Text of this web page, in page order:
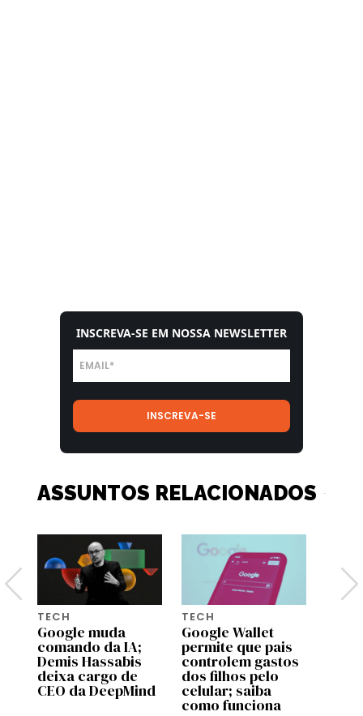
INSCREVA-SE EM NOSSA NEWSLETTER
ASSUNTOS RELACIONADOS
TECH
Google muda
comando da IA;
Demis Hassabis
deixa cargo de
CEO da DeepMind
TECH
Google Wallet
permite que pais
controlem gastos
dos filhos pelo
celular; saiba
como funciona